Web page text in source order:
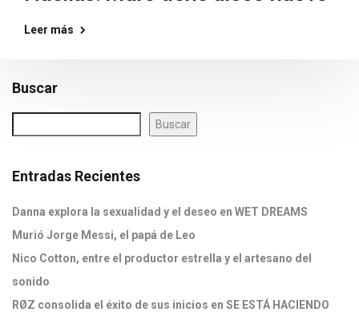
Leer más
Buscar
Buscar
Entradas Recientes
Danna explora la sexualidad y el deseo en WET DREAMS
Murió Jorge Messi, el papá de Leo
Nico Cotton, entre el productor estrella y el artesano del
sonido
RØZ consolida el éxito de sus inicios en SE ESTÁ HACIENDO